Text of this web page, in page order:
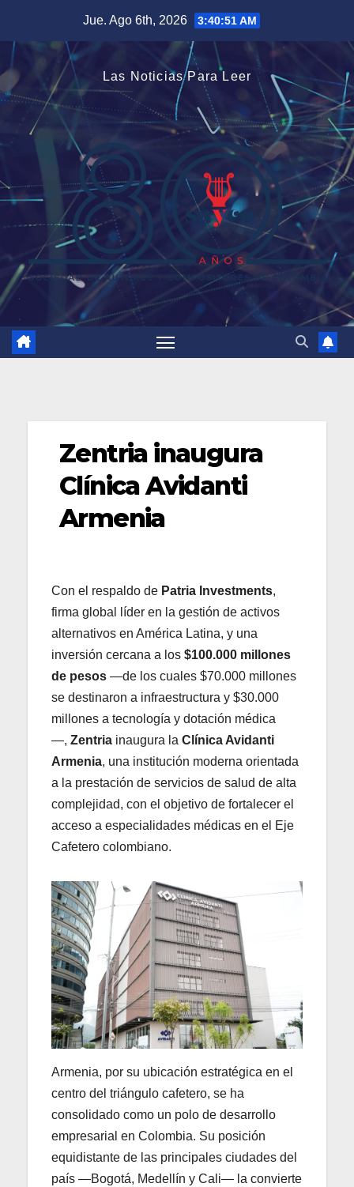
contenido
Jue. Ago 6th, 2026 3:40:52 AM
Las Noticias Para Leer
Zentria inaugura
Clínica Avidanti
Armenia
Con el respaldo de Patria Investments,
firma global líder en la gestión de activos
alternativos en América Latina, y una
inversión cercana a los $100.000 millones
de pesos —de los cuales $70.000 millones
se destinaron a infraestructura y $30.000
millones a tecnología y dotación médica
—, Zentria inaugura la Clínica Avidanti
Armenia, una institución moderna orientada
a la prestación de servicios de salud de alta
complejidad, con el objetivo de fortalecer el
acceso a especialidades médicas en el Eje
Cafetero colombiano.
Armenia, por su ubicación estratégica en el
centro del triángulo cafetero, se ha
consolidado como un polo de desarrollo
empresarial en Colombia. Su posición
equidistante de las principales ciudades del
país —Bogotá, Medellín y Cali— la convierte